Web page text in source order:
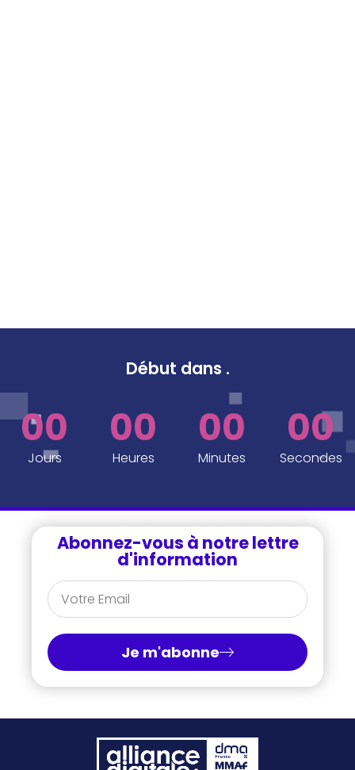
Début dans .
00
Jours
00
Heures
00
Minutes
00
Secondes
Abonnez-vous à notre lettre
d'information
Je m'abonne